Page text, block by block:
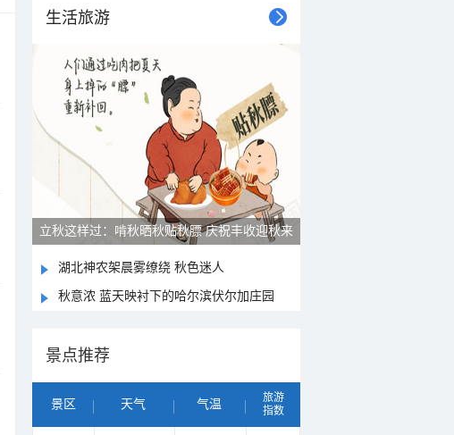
生活旅游
立秋这样过：啃秋晒秋贴秋膘 庆祝丰收迎秋来
湖北神农架晨雾缭绕 秋色迷人
秋意浓 蓝天映衬下的哈尔滨伏尔加庄园
景点推荐
景区 天气 气温
旅游
指数